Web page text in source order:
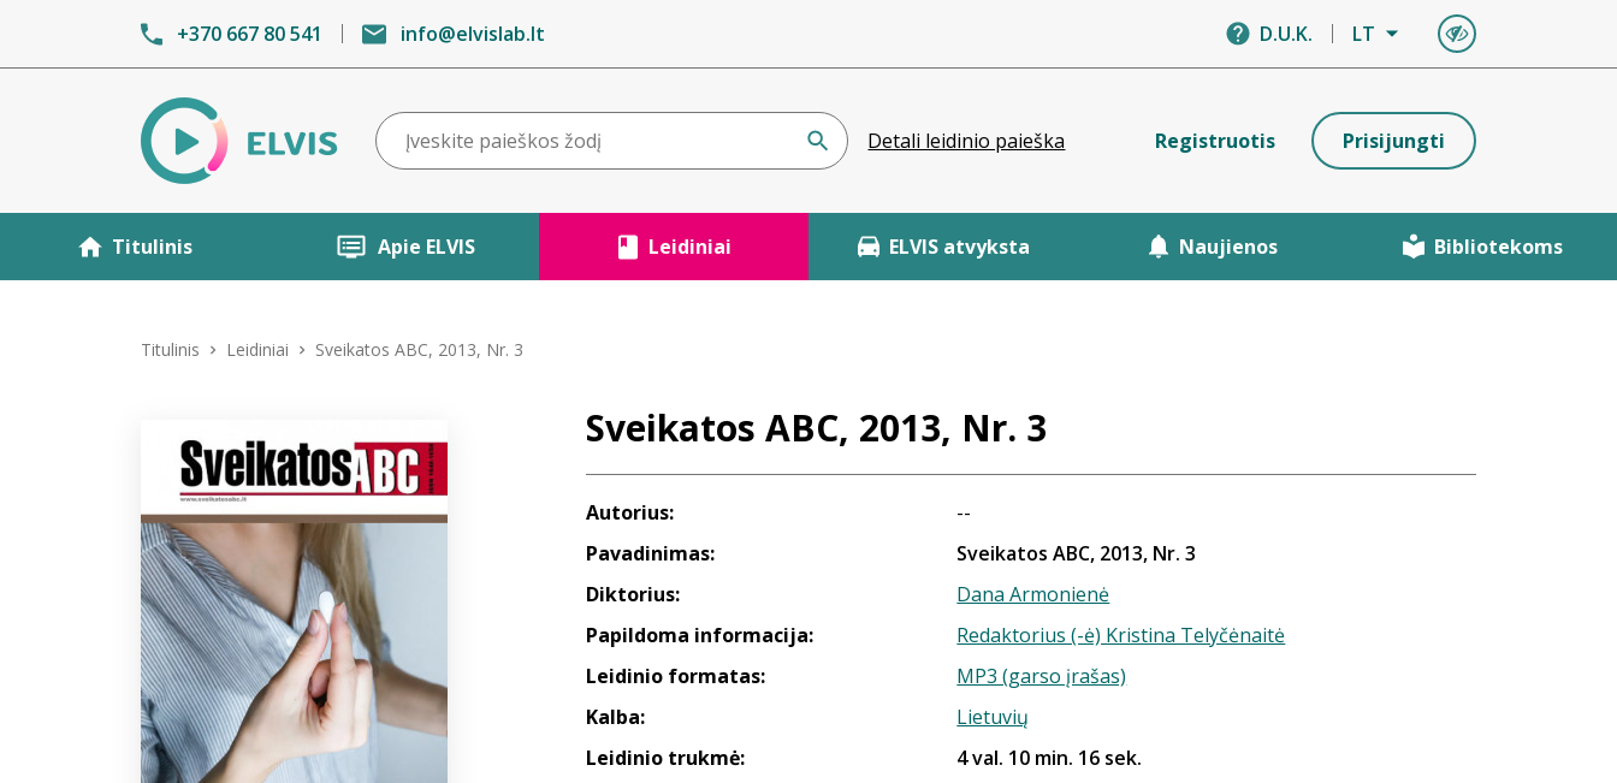
+370 667 80 541 info@elvislab.lt D.U.K. LT
Detali leidinio paieška Registruotis Prisijungti
Titulinis Apie ELVIS Leidiniai ELVIS atvyksta Naujienos Bibliotekoms
Titulinis Leidiniai Sveikatos ABC, 2013, Nr. 3
Sveikatos ABC, 2013, Nr. 3
Autorius:
--
Pavadinimas:
Sveikatos ABC, 2013, Nr. 3
Diktorius:
Dana Armonienė
Papildoma informacija:
Redaktorius (-ė) Kristina Telyčėnaitė
Leidinio formatas:
MP3 (garso įrašas)
Kalba:
Lietuvių
Leidinio trukmė:
4 val. 10 min. 16 sek.